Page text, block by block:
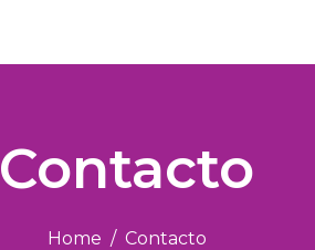
Contacto
Home Contacto